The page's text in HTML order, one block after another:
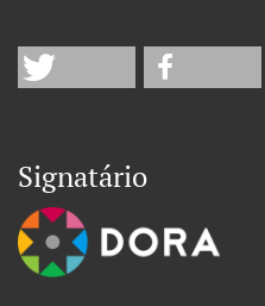
Signatário